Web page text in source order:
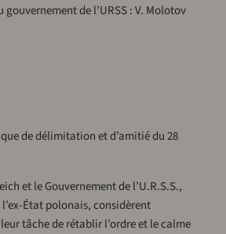
de l’URSS : V. Molotov
de délimitation et d’amitié du 28
et le Gouvernement de l’U.R.S.S.,
État polonais, considèrent
tâche de rétablir l’ordre et le calme